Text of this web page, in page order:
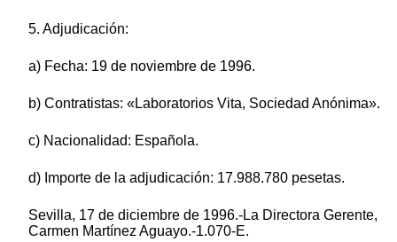
5. Adjudicación:
a) Fecha: 19 de noviembre de 1996.
b) Contratistas: «Laboratorios Vita, Sociedad Anónima».
c) Nacionalidad: Española.
d) Importe de la adjudicación: 17.988.780 pesetas.
Sevilla, 17 de diciembre de 1996.-La Directora Gerente,
Carmen Martínez Aguayo.-1.070-E.